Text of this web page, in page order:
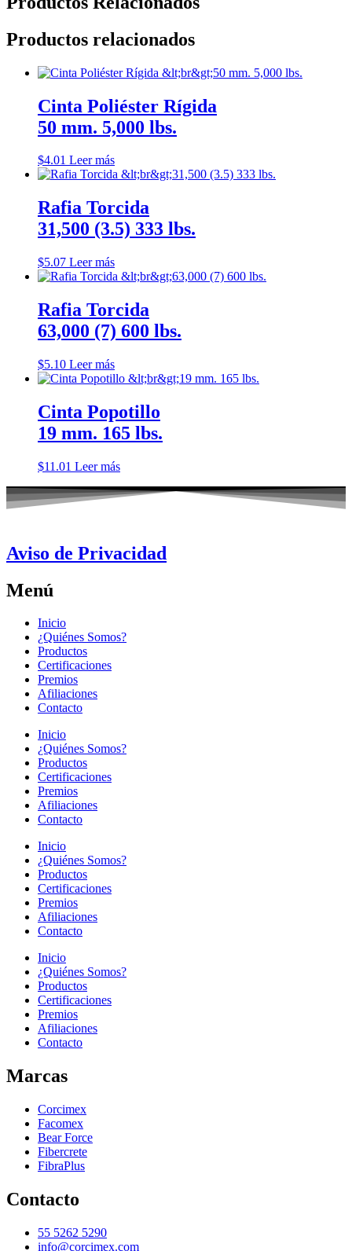
Productos relacionados
Cinta Poliéster Rígida
50 mm. 5,000 lbs.
$4.01 Leer más
Rafia Torcida
31,500 (3.5) 333 lbs.
$5.07 Leer más
Rafia Torcida
63,000 (7) 600 lbs.
$5.10 Leer más
Cinta Popotillo
19 mm. 165 lbs.
$11.01 Leer más
Aviso de Privacidad
Menú
Inicio
¿Quiénes Somos?
Productos
Certificaciones
Premios
Afiliaciones
Contacto
Inicio
¿Quiénes Somos?
Productos
Certificaciones
Premios
Afiliaciones
Contacto
Inicio
¿Quiénes Somos?
Productos
Certificaciones
Premios
Afiliaciones
Contacto
Inicio
¿Quiénes Somos?
Productos
Certificaciones
Premios
Afiliaciones
Contacto
Marcas
Corcimex
Facomex
Bear Force
Fibercrete
FibraPlus
Contacto
55 5262 5290
info@corcimex.com